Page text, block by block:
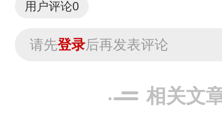
用户评论0
请先登录后再发表评论
相关文